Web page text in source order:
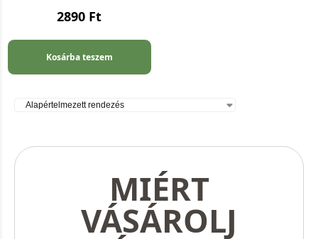
2890 Ft
Kosárba teszem
MIÉRT
VÁSÁROLJ